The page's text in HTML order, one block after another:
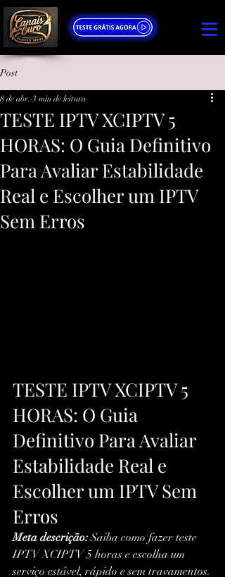
Post
TESTE IPTV XCIPTV 5
HORAS: O Guia Definitivo
Para Avaliar Estabilidade
Real e Escolher um IPTV
Sem Erros
8 de abr. 3 min de leitura
TESTE IPTV XCIPTV 5
HORAS: O Guia
Definitivo Para Avaliar
Estabilidade Real e
Escolher um IPTV Sem
Erros
Meta descrição: Saiba como fazer teste
IPTV XCIPTV 5 horas e escolha um
serviço estável, rápido e sem travamentos.